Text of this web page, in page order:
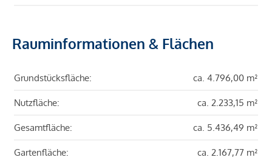
Rauminformationen & Flächen
Grundstücksfläche: ca. 4.796,00 m²
Nutzfläche: ca. 2.233,15 m²
Gesamtfläche: ca. 5.436,49 m²
Gartenfläche: ca. 2.167,77 m²